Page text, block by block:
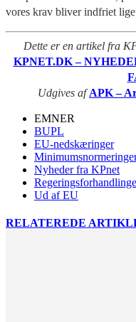
vores krav bliver indfriet
Dette er en artikel fra
KPNET.DK –
Udgives afAPK –
EMNER
BUPL
EU-nedskæringer
Nyheder fra KPnet
Ud af EU
RELATEREDE